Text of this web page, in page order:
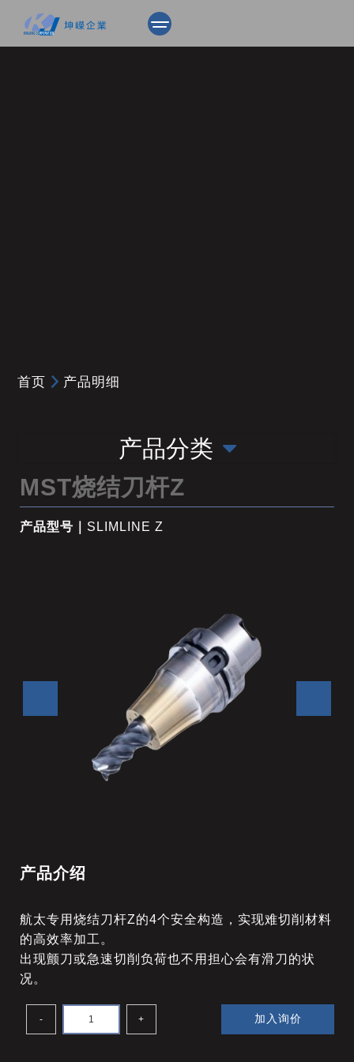
首页 产品明细
产品分类
MST烧结刀杆Z
产品型号｜ SLIMLINE Z
产品介绍
航太专用烧结刀杆Z的4个安全构造，实现难切削材料
的高效率加工。
出现颤刀或急速切削负荷也不用担心会有滑刀的状
况。
- + 加入询价